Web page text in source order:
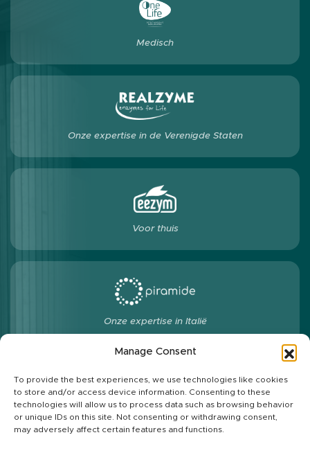
Manage Consent
To provide the best experiences, we use technologies like cookies
to store and/or access device information. Consenting to these
technologies will allow us to process data such as browsing behavior
or unique IDs on this site. Not consenting or withdrawing consent,
may adversely affect certain features and functions.
Medisch
Onze expertise in de Verenigde Staten
Voor thuis
Onze expertise in Italië
Ons volgen